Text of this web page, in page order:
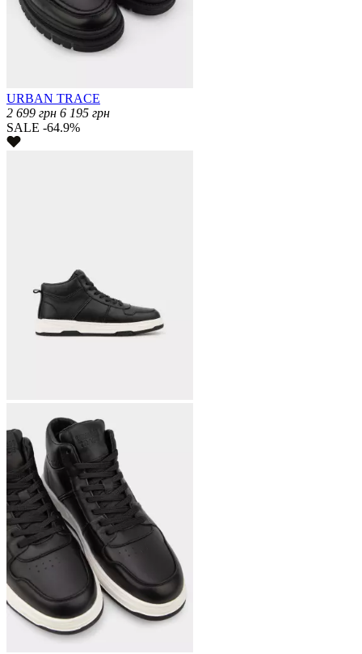
URBAN TRACE
2 699 грн 6 195 грн
SALE -64.9%